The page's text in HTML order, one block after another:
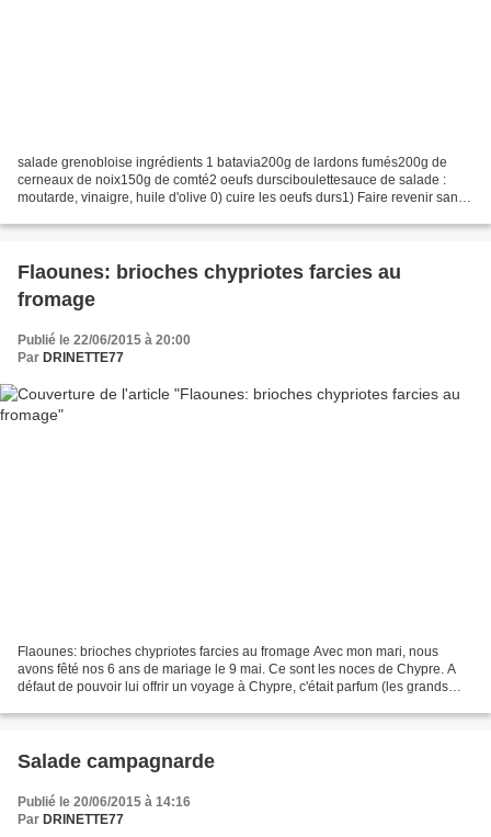
salade grenobloise ingrédients 1 batavia200g de lardons fumés200g de
cerneaux de noix150g de comté2 oeufs dursciboulettesauce de salade :
moutarde, vinaigre, huile d'olive 0) cuire les oeufs durs1) Faire revenir sans
Flaounes: brioches chypriotes farcies au
fromage
Publié le 22/06/2015 à 20:00
Par DRINETTE77
Flaounes: brioches chypriotes farcies au fromage Avec mon mari, nous
avons fêté nos 6 ans de mariage le 9 mai. Ce sont les noces de Chypre. A
défaut de pouvoir lui offrir un voyage à Chypre, c'était parfum (les grands
Salade campagnarde
Publié le 20/06/2015 à 14:16
Par DRINETTE77